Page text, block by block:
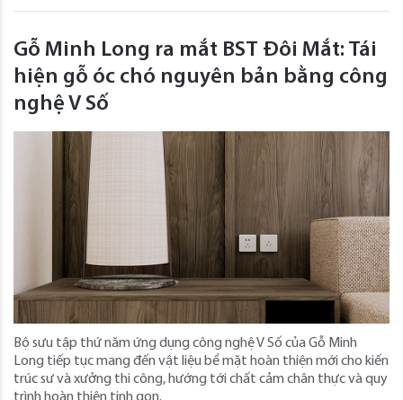
Gỗ Minh Long ra mắt BST Đôi Mắt: Tái
hiện gỗ óc chó nguyên bản bằng công
nghệ V Số
Bộ sưu tập thứ năm ứng dụng công nghệ V Số của Gỗ Minh
Long tiếp tục mang đến vật liệu bề mặt hoàn thiện mới cho kiến
trúc sư và xưởng thi công, hướng tới chất cảm chân thực và quy
trình hoàn thiện tinh gọn.